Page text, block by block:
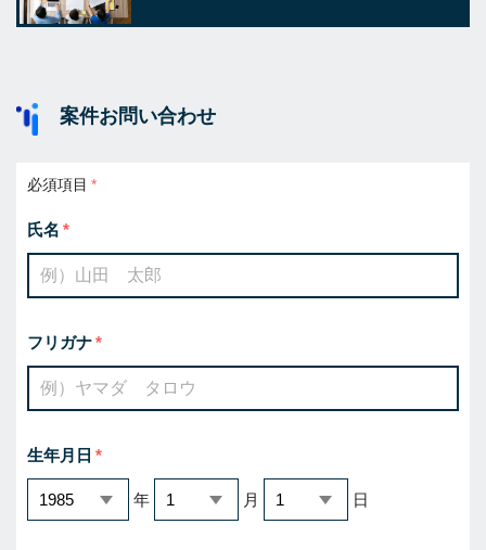
案件お問い合わせ
必須項目
氏名
フリガナ
生年月日
年 月 日